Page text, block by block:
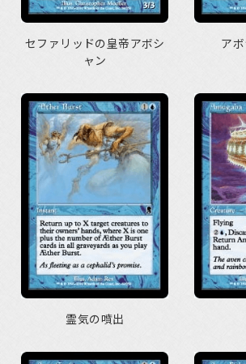
セファリッドの皇帝アボシ
ャン
ア
霊気の噴出